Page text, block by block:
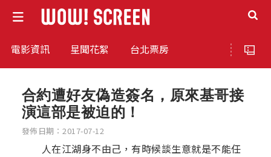
電影資訊 星聞花絮 台北票房
合約遭好友偽造簽名，原來基哥接
演這部是被迫的！
發佈日期：2017-07-12
人在江湖身不由己，有時候談生意就是不能任